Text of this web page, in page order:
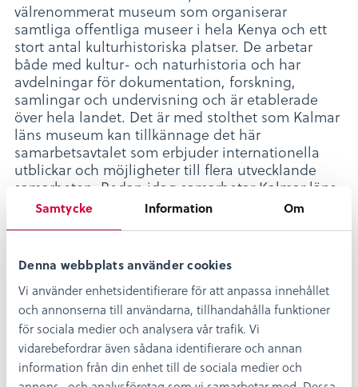
Samtycke Information Om
Denna webbplats använder cookies
Vi använder enhetsidentifierare för att anpassa innehållet
och annonserna till användarna, tillhandahålla funktioner
för sociala medier och analysera vår trafik. Vi
vidarebefordrar även sådana identifierare och annan
information från din enhet till de sociala medier och
välrenommerat museum som organiserar
samtliga offentliga museer i hela Kenya och ett
stort antal kulturhistoriska platser. De arbetar
både med kultur- och naturhistoria och har
avdelningar för dokumentation, forskning,
samlingar och undervisning och är etablerade
över hela landet. Det är med stolthet som Kalmar
läns museum kan tillkännage det här
samarbetsavtalet som erbjuder internationella
utblickar och möjligheter till flera utvecklande
samarbeten. Redan idag samarbetar Kalmar läns
museum och National Museums of Kenya,
tillsammans med Linnéuniversitetet och Kenyatta
samhälle, ”Education and community building”,
Matematik i den lokala kulturmiljön.
Avtalet skrevs under i Nairobi av ”Director
General” för National Museums of Kenya,
närmast motsvarande vår riksantikvarie, Dr Idle
Omar Farah för två veckor sen och av
länsmuseichef Örjan Molander i förra veckan